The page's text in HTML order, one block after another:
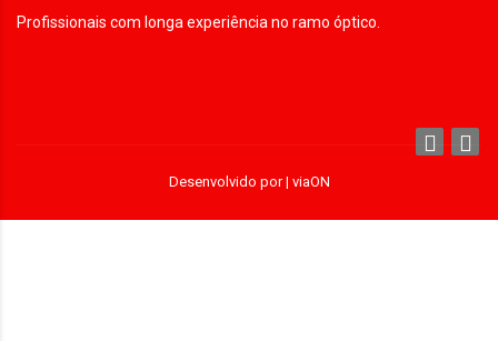
Profissionais com longa experiência no ramo óptico.
Desenvolvido por | viaON